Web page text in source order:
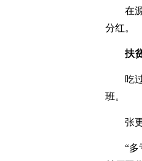
在
分红。
扶
吃
班。
张
“多